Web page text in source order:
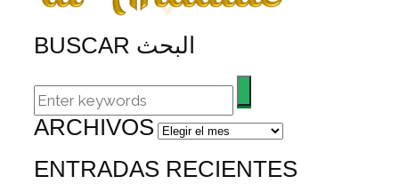
BUSCAR البحث
ARCHIVOS Archivos
ENTRADAS RECIENTES